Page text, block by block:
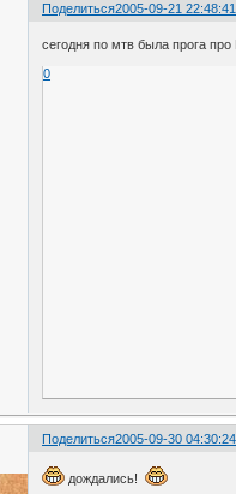
Поделиться2005-09-21 22:48:41
сегодня по мтв была прога
0
Поделиться2005-09-30 04:30:24
дождались!